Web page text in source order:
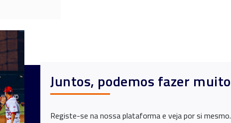
Juntos, podemos fazer muito
Registe-se na nossa plataforma e veja por si mesmo.